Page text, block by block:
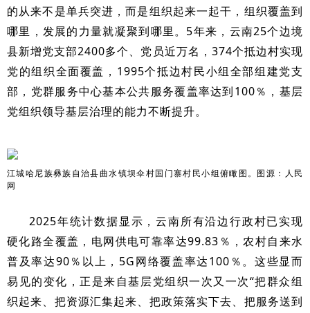
的从来不是单兵突进，而是组织起来一起干，组织覆盖到
哪里，发展的力量就凝聚到哪里。5年来，云南25个边境
县新增党支部2400多个、党员近万名，374个抵边村实现
党的组织全面覆盖，1995个抵边村民小组全部组建党支
部，党群服务中心基本公共服务覆盖率达到100％，基层
党组织领导基层治理的能力不断提升。
江城哈尼族彝族自治县曲水镇坝伞村国门寨村民小组俯瞰图。图源：人民
网
2025年统计数据显示，云南所有沿边行政村已实现
硬化路全覆盖，电网供电可靠率达99.83％，农村自来水
普及率达90％以上，5G网络覆盖率达100％。这些显而
易见的变化，正是来自基层党组织一次又一次“把群众组
织起来、把资源汇集起来、把政策落实下去、把服务送到